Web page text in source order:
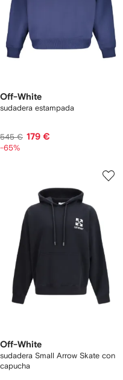
Off-White
sudadera estampada
545 € 179 €
-65%
Off-White
sudadera Small Arrow Skate con
capucha